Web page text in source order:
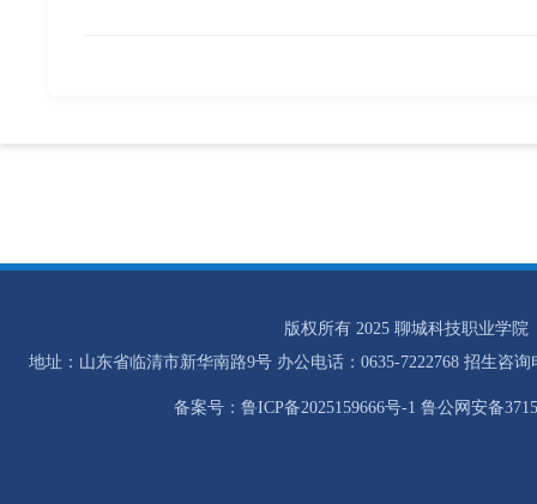
版权所有 2025 聊城科技职业学院
地址：山东省临清市新华南路9号 办公电话：0635-7222768 招生咨询
备案号：鲁ICP备2025159666号-1 鲁公网安备